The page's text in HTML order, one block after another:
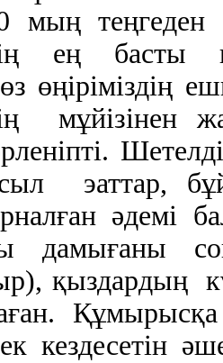
мың
ең басты
өңіріміздің
мұйізінен
эаттар,
әдемі
дамығаны
қыздардың
Құмырысқа
кездесетін